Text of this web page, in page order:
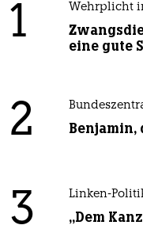
1 Wehrplicht
eine gute
2
3 Linken-
„Dem